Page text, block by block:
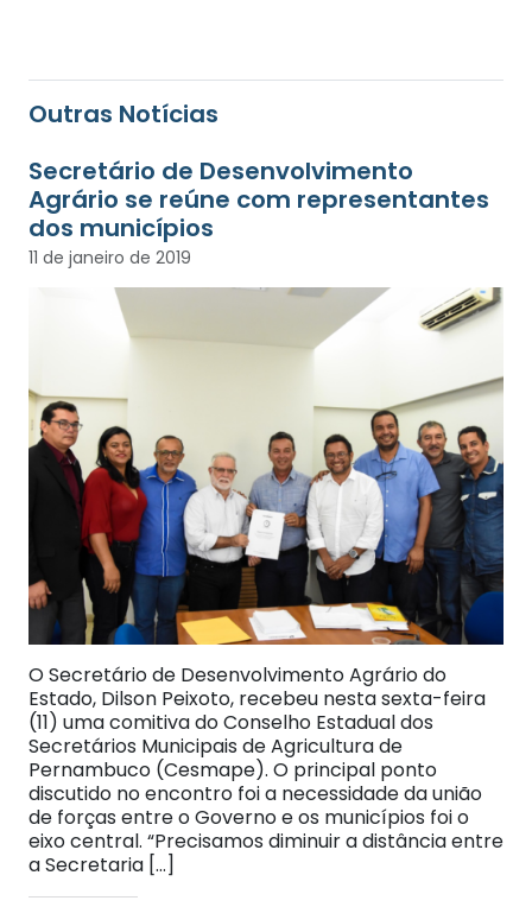
Outras Notícias
Secretário de Desenvolvimento
Agrário se reúne com representantes
dos municípios
11 de janeiro de 2019
O Secretário de Desenvolvimento Agrário do
Estado, Dilson Peixoto, recebeu nesta sexta-feira
(11) uma comitiva do Conselho Estadual dos
Secretários Municipais de Agricultura de
Pernambuco (Cesmape). O principal ponto
discutido no encontro foi a necessidade da união
de forças entre o Governo e os municípios foi o
eixo central. “Precisamos diminuir a distância entre
a Secretaria […]